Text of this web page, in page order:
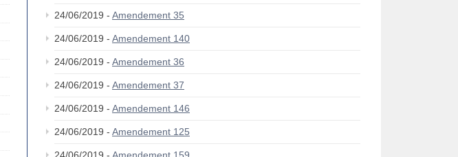
24/06/2019 - Amendement 35
24/06/2019 - Amendement 140
24/06/2019 - Amendement 36
24/06/2019 - Amendement 37
24/06/2019 - Amendement 146
24/06/2019 - Amendement 125